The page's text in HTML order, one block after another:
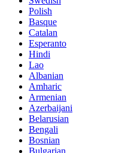
Polish
Basque
Catalan
Esperanto
Hindi
Lao
Albanian
Amharic
Armenian
Azerbaijani
Belarusian
Bengali
Bosnian
Bulgarian